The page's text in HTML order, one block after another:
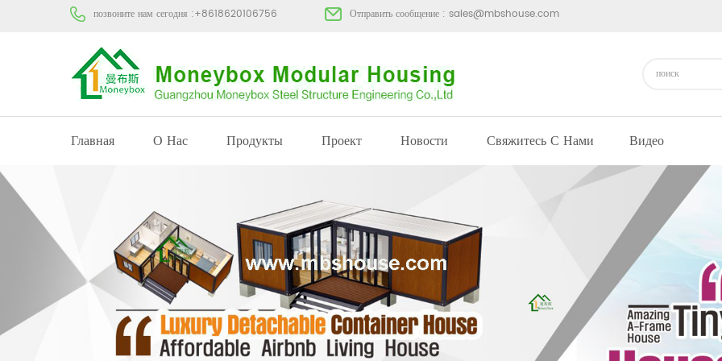
позвоните нам сегодня :+8618620106756 Отправить сообщение : sales@mbshouse.com
Главная О Нас Продукты Проект Новости Свяжитесь С Нами Видео